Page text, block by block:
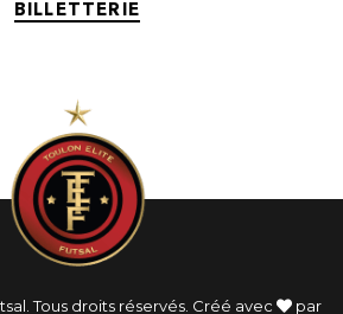
BILLETTERIE
Tous droits réservés. Créé avec par